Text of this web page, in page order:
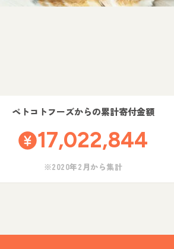
ペトコトフーズからの累計寄付金額
17,022,844
※2020年2月から集計